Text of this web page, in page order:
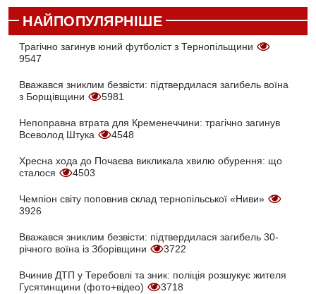
НАЙПОПУЛЯРНІШЕ
Трагічно загинув юний футболіст з Тернопільщини
9547
Вважався зниклим безвісти: підтвердилася загибель воїна
з Борщівщини
5981
Непоправна втрата для Кременеччини: трагічно загинув
Всеволод Штука
4548
Хресна хода до Почаєва викликала хвилю обурення: що
сталося
4503
Чемпіон світу поповнив склад тернопільської «Ниви»
3926
Вважався зниклим безвісти: підтвердилася загибель 30-
річного воїна із Зборівщини
3722
Вчинив ДТП у Теребовлі та зник: поліція розшукує жителя
Гусятинщини (фото+відео)
3718